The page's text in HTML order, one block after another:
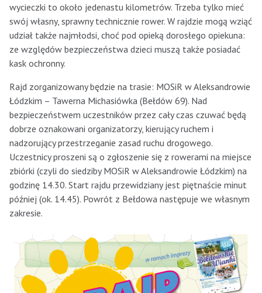
wycieczki to około jedenastu kilometrów. Trzeba tylko mieć
swój własny, sprawny technicznie rower. W rajdzie mogą wziąć
udział także najmłodsi, choć pod opieką dorosłego opiekuna:
ze względów bezpieczeństwa dzieci muszą także posiadać
kask ochronny.
Rajd zorganizowany będzie na trasie: MOSiR w Aleksandrowie
Łódzkim – Tawerna Michasiówka (Bełdów 69). Nad
bezpieczeństwem uczestników przez cały czas czuwać będą
dobrze oznakowani organizatorzy, kierujący ruchem i
nadzorujący przestrzeganie zasad ruchu drogowego.
Uczestnicy proszeni są o zgłoszenie się z rowerami na miejsce
zbiórki (czyli do siedziby MOSiR w Aleksandrowie Łódzkim) na
godzinę 14.30. Start rajdu przewidziany jest piętnaście minut
później (ok. 14.45). Powrót z Bełdowa następuje we własnym
zakresie.